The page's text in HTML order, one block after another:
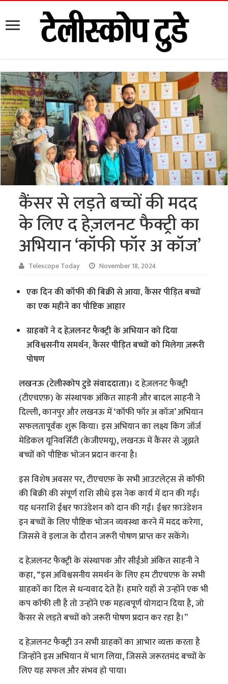
कैंसर से लड़ते बच्चों की मदद
के लिए द हेज़लनट फैक्ट्री का
अभियान ‘कॉफी फॉर अ कॉज’
Telescope Today November 18, 2024
एक दिन की कॉफी की बिक्री से आया, कैंसर पीड़ित बच्चों
का एक महीने का पौष्टिक आहार
ग्राहकों ने द हेज़लनट फैक्ट्री के अभियान को दिया
अविश्वसनीय समर्थन, कैंसर पीड़ित बच्चों को मिलेगा ज़रूरी
पोषण
लखनऊ (टेलीस्कोप टुडे संवाददाता)। द हेज़लनट फैक्ट्री
(टीएचएफ़) के संस्थापक अंकित साहनी और बादल साहनी ने
दिल्ली, कानपुर और लखनऊ में ‘कॉफी फॉर अ कॉज’ अभियान
सफलतापूर्वक शुरू किया। इस अभियान का लक्ष्य किंग जॉर्ज
मेडिकल यूनिवर्सिटी (केजीएमयू), लखनऊ में कैंसर से जूझते
बच्चों को पौष्टिक भोजन प्रदान करना है।
इस विशेष अवसर पर, टीएचएफ़ के सभी आउटलेट्स से कॉफी
की बिक्री की संपूर्ण राशि सीधे इस नेक कार्य में दान की गई।
यह धनराशि ईश्वर फाउंडेशन को दान की गई। ईश्वर फ़ाउंडेशन
इन बच्चों के लिए पौष्टिक भोजन व्यवस्था करने में मदद करेगा,
जिससे वे इलाज के दौरान जरूरी पोषण प्राप्त कर सकेंगे।
द हेज़लनट फैक्ट्री के संस्थापक और सीईओ अंकित साहनी ने
कहा, “इस अविश्वसनीय समर्थन के लिए हम टीएचएफ़ के सभी
ग्राहकों का दिल से धन्यवाद देते हैं। हमारे यहाँ से उन्होंने एक भी
कप कॉफी ली है तो उन्होंने एक महत्वपूर्ण योगदान दिया है, जो
कैंसर से लड़ते बच्चों को जरूरी पोषण प्रदान कर रहा है।”
द हेज़लनट फैक्ट्री उन सभी ग्राहकों का आभार व्यक्त करता है
जिन्होंने इस अभियान में भाग लिया, जिससे जरूरतमंद बच्चों के
लिए यह सफल और संभव हो पाया।